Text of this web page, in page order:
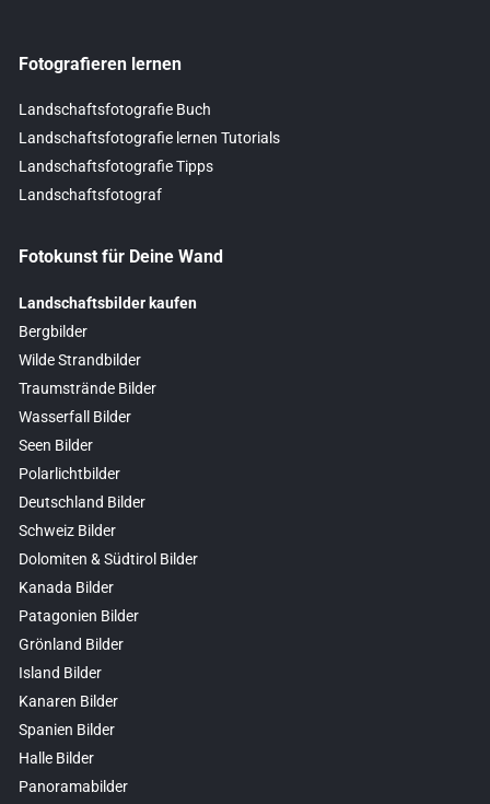
Fotografieren lernen
Landschaftsfotografie Buch
Landschaftsfotografie lernen Tutorials
Landschaftsfotografie Tipps
Landschaftsfotograf
Fotokunst für Deine Wand
Landschaftsbilder kaufen
Bergbilder
Wilde Strandbilder
Traumstrände Bilder
Wasserfall Bilder
Seen Bilder
Polarlichtbilder
Deutschland Bilder
Schweiz Bilder
Dolomiten & Südtirol Bilder
Kanada Bilder
Patagonien Bilder
Grönland Bilder
Island Bilder
Kanaren Bilder
Spanien Bilder
Halle Bilder
Panoramabilder